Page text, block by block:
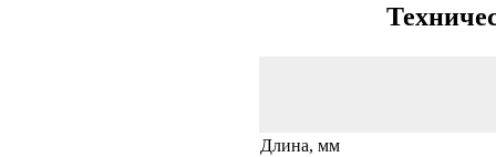
Длина, мм